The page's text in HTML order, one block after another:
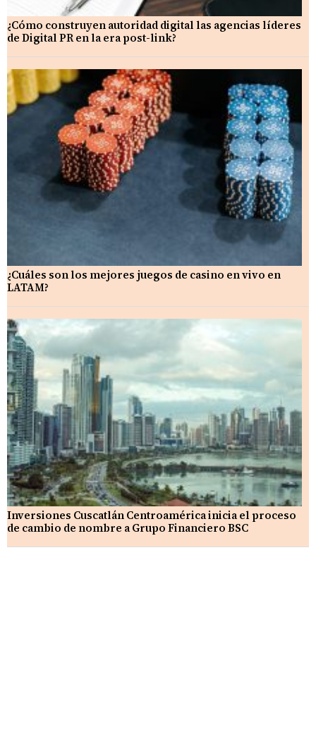
¿Cómo construyen autoridad digital las agencias líderes
de Digital PR en la era post-link?
¿Cuáles son los mejores juegos de casino en vivo en
LATAM?
Inversiones Cuscatlán Centroamérica inicia el proceso
de cambio de nombre a Grupo Financiero BSC